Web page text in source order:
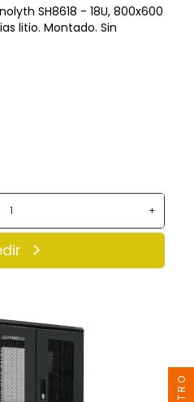
SH8618 - 18U, 800x600
litio. Montado. Sin
+